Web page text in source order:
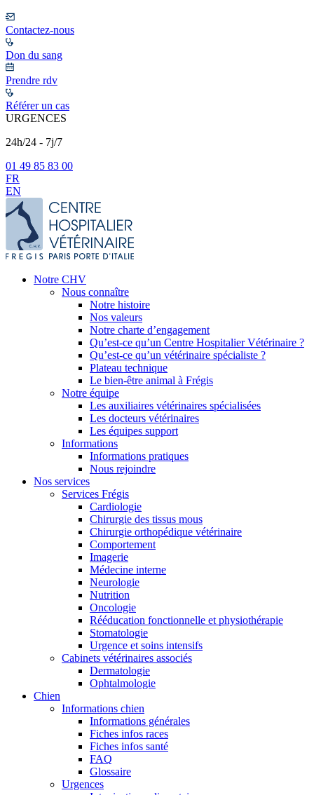
Contactez-nous
Don du sang
Prendre rdv
Référer un cas
URGENCES
24h/24 - 7j/7
01 49 85 83 00
FR
EN
Notre CHV
Nous connaître
Notre histoire
Nos valeurs
Notre charte d’engagement
Qu’est-ce qu’un Centre Hospitalier Vétérinaire ?
Qu’est-ce qu’un vétérinaire spécialiste ?
Plateau technique
Le bien-être animal à Frégis
Notre équipe
Les auxiliaires vétérinaires spécialisées
Les docteurs vétérinaires
Les équipes support
Informations
Informations pratiques
Nous rejoindre
Nos services
Services Frégis
Cardiologie
Chirurgie des tissus mous
Chirurgie orthopédique vétérinaire
Comportement
Imagerie
Médecine interne
Neurologie
Nutrition
Oncologie
Rééducation fonctionnelle et physiothérapie
Stomatologie
Urgence et soins intensifs
Cabinets vétérinaires associés
Dermatologie
Ophtalmologie
Chien
Informations chien
Informations générales
Fiches infos races
Fiches infos santé
FAQ
Glossaire
Urgences